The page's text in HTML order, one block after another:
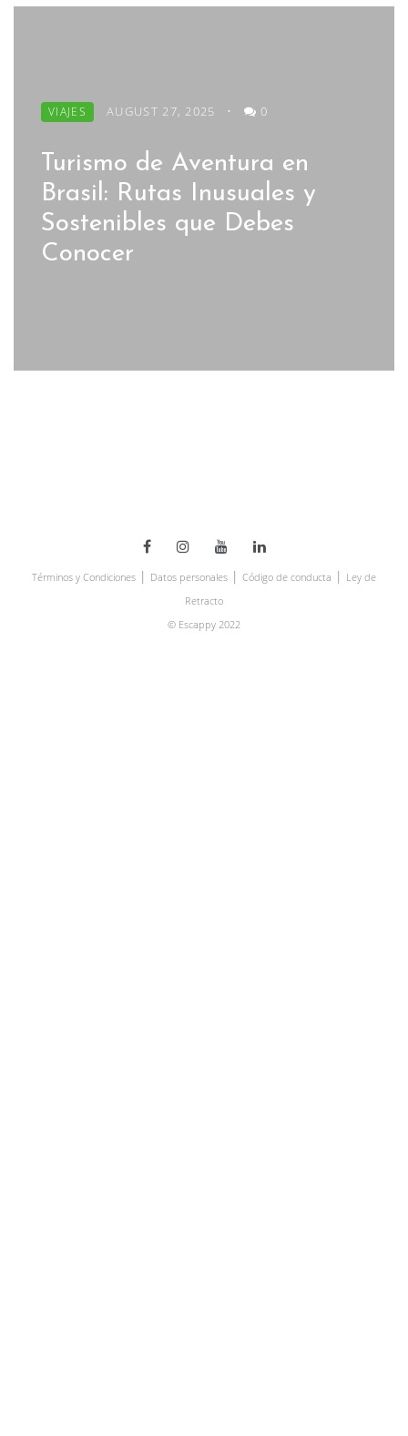
VIAJES AUGUST 27, 2025 • 0
Turismo de Aventura en
Brasil: Rutas Inusuales y
Sostenibles que Debes
Conocer
Términos y Condiciones | Datos personales | Código de conducta | Ley de
Retracto
© Escappy 2022